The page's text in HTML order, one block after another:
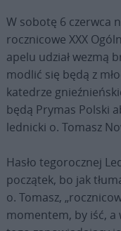
W sobotę 6 czerwca
rocznicowe XXX
apelu udział wezmą
modlić się będą z
katedrze
będą Prymas Polski
lednicki o. Tomasz
Hasło tegorocznej
początek, bo jak
o. Tomasz,
momentem, by iść, a